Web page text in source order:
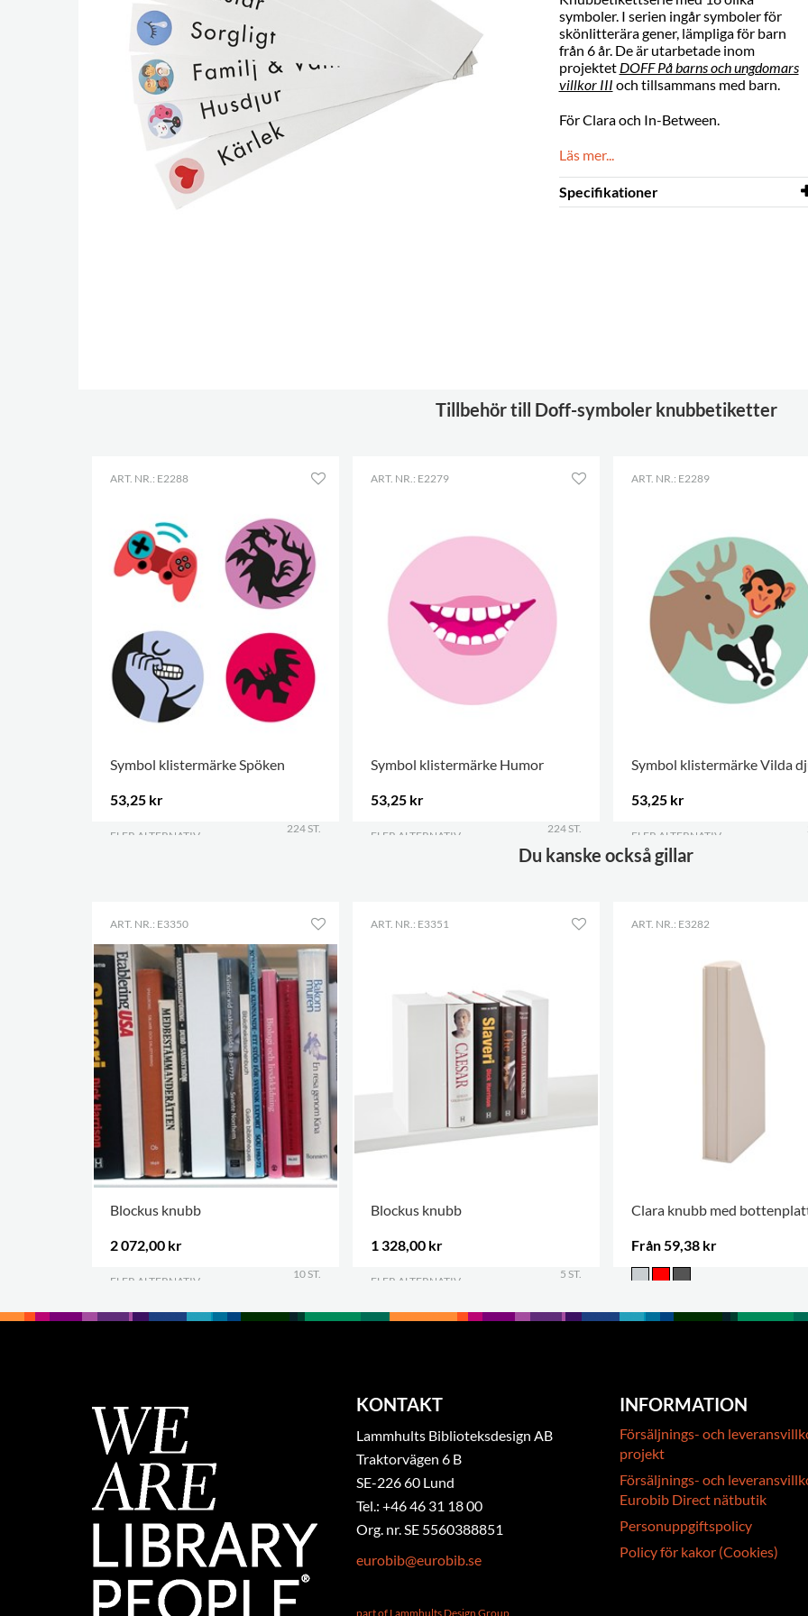
symboler. I serien ingår symboler för
skönlitterära gener, lämpliga för barn
från 6 år. De är utarbetade inom
projektet DOFF På barns och ungdomars
villkor III och tillsammans med barn.
För Clara och In-Between.
Läs mer...
Specifikationer
Tillbehör till Doff-symboler knubbetiketter
ART. NR.: E2288
Symbol klistermärke Spöken
53,25 kr
FLER ALTERNATIV
224 ST.
ART. NR.: E2279
Symbol klistermärke Humor
53,25 kr
FLER ALTERNATIV
224 ST.
ART. NR.: E2289
Symbol klistermärke Vilda
53,25 kr
FLER ALTERNATIV
Du kanske också gillar
ART. NR.: E3350
Blockus knubb
2 072,00 kr
FLER ALTERNATIV
10 ST.
ART. NR.: E3351
Blockus knubb
1 328,00 kr
FLER ALTERNATIV
5 ST.
ART. NR.: E3282
Clara knubb med
Från 59,38 kr
KONTAKT
Lammhults Biblioteksdesign AB
Traktorvägen 6 B
SE-226 60 Lund
Tel.: +46 46 31 18 00
Org. nr. SE 5560388851
eurobib@eurobib.se
part of Lammhults Design Group
INFORMATION
Försäljnings- och
projekt
Försäljnings- och
Eurobib Direct nätbutik
Personuppgiftspolicy
Policy för kakor (Cookies)